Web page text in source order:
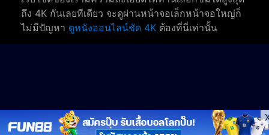
ถึง 4K กันเลยทีเดียว จะดูผ่านหน้าจอเล็กหน้าจอใหญ่ก็
ไม่มีปัญหา ดูหนังออนไลน์ชัด 4K ต้องที่นี่เท่านั้น